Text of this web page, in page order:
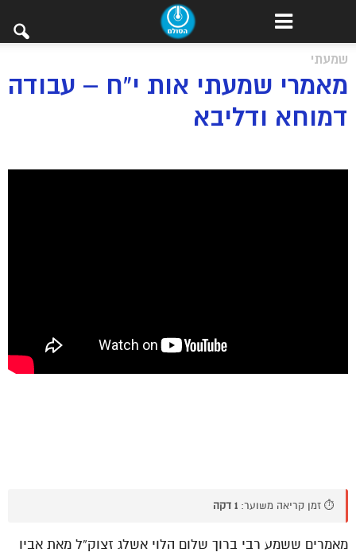
שמעתי
מאמרי שמעתי אות י”ח – עבודה
דמוחא ודליבא
⏱️ זמן קריאה משוער: 1 דקה
מאמרים ששמע רבי ברוך שלום הלוי אשלג זצוק”ל מאת אביו